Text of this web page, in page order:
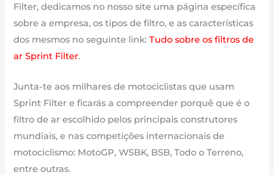
Filter, dedicamos no nosso site uma página específica
sobre a empresa, os tipos de filtro, e as características
dos mesmos no seguinte link:Tudo sobre os filtros de
ar Sprint Filter.
Junta-te aos milhares de motociclistas que usam
Sprint Filter e ficarás a compreender porquê que é o
filtro de ar escolhido pelos principais construtores
mundiais, e nas competições internacionais de
motociclismo: MotoGP, WSBK, BSB, Todo o Terreno,
entre outras.